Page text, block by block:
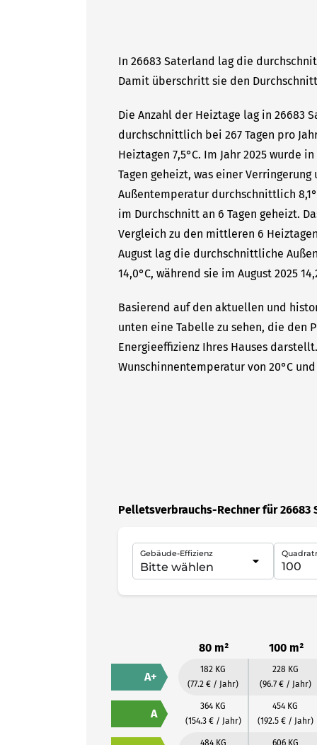
In 26683 Saterland lag die
Damit überschritt sie den Durchschnitt
Die Anzahl der Heiztage lag in 26683
durchschnittlich bei 267 Tagen pro
Heiztagen 7,5°C. Im Jahr 2025 wurde
Tagen geheizt, was einer
Außentemperatur durchschnittlich
im Durchschnitt an 6 Tagen geheizt.
Vergleich zu den mittleren 6
August lag die durchschnittliche
14,0°C, während sie im August 2025
Basierend auf den aktuellen und
unten eine Tabelle zu sehen, die den
Energieeffizienz Ihres Hauses
Wunschinnentemperatur von 20°C
Pelletsverbrauchs-Rechner für 26683
Gebäude-Effizienz
80 m² 100 m²
A+
182 KG
(77.2 € / Jahr)
228 KG
(96.7 € / Jahr)
A
364 KG
(154.3 € / Jahr)
454 KG
(192.5 € / Jahr)
484 KG 606 KG